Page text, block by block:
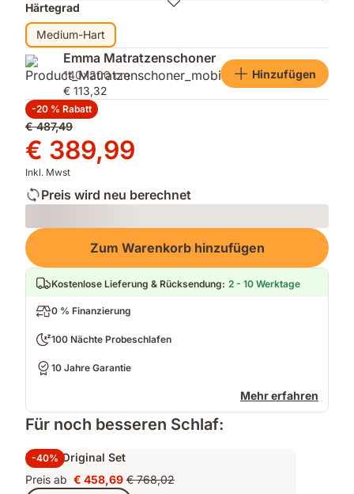
Härtegrad
Medium-Hart
Emma Matratzenschoner
140x200 cm
€ 113,32
Hinzufügen
-20 % Rabatt
Ursprünglicher
Preis
€ 487,49
€ 487,49
Preis
€ 389,99
€ 389,99
Inkl. Mwst
Preis wird neu berechnet
Loading
Zum Warenkorb hinzufügen
Kostenlose Lieferung & Rücksendung: 2 - 10 Werktage
0 % Finanzierung
100 Nächte Probeschlafen
10 Jahre Garantie
Mehr erfahren
Für noch besseren Schlaf:
-40%
Emma Original Set
Preis ab Preis
€ 458,69 Ursprünglicher
€ 768,02